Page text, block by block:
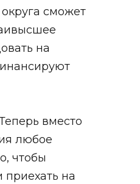
сможет
на
вместо
любое
чтобы
на